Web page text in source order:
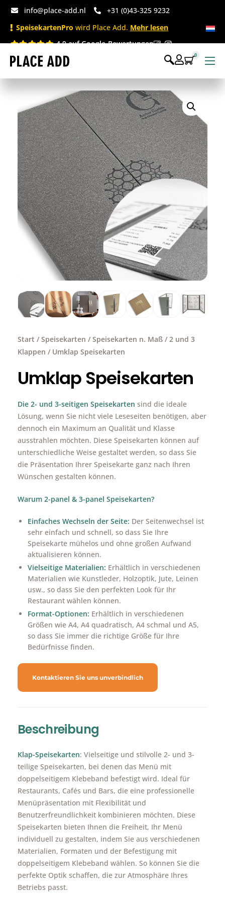
info@place-add.nl
+31 (0)43-325 9232
SpeisekartenPro wird Place Add. Mehr lesen
4.9 auf Google-Bewertungen
Speisekarten
Bedruckte Einwegartikel
Einwegartikel Shop
Tischaccessoires & Co
0
Start / Speisekarten / Speisekarten n. Maß / 2 und 3
Klappen / Umklap Speisekarten
Umklap Speisekarten
Die 2- und 3-seitigen Speisekarten sind die ideale
Lösung, wenn Sie nicht viele Leseseiten benötigen, aber
dennoch ein Maximum an Qualität und Klasse
ausstrahlen möchten. Diese Speisekarten können auf
unterschiedliche Weise gestaltet werden, so dass Sie
die Präsentation Ihrer Speisekarte ganz nach Ihren
Wünschen gestalten können.
Warum 2-panel & 3-panel Speisekarten?
Einfaches Wechseln der Seite: Der Seitenwechsel ist
sehr einfach und schnell, so dass Sie Ihre
Speisekarte mühelos und ohne großen Aufwand
aktualisieren können.
Vielseitige Materialien: Erhältlich in verschiedenen
Materialien wie Kunstleder, Holzoptik, Jute, Leinen
usw., so dass Sie den perfekten Look für Ihr
Restaurant wählen können.
Format-Optionen: Erhältlich in verschiedenen
Größen wie A4, A4 quadratisch, A4 schmal und A5,
so dass Sie immer die richtige Größe für Ihre
Bedürfnisse finden.
Kontaktieren Sie uns unverbindlich
Beschreibung
Klap-Speisekarten: Vielseitige und stilvolle 2- und 3-
teilige Speisekarten, bei denen das Menü mit
doppelseitigem Klebeband befestigt wird. Ideal für
Restaurants, Cafés und Bars, die eine professionelle
Menüpräsentation mit Flexibilität und
Benutzerfreundlichkeit kombinieren möchten. Diese
Speisekarten bieten Ihnen die Freiheit, Ihr Menü
individuell zu gestalten, indem Sie aus verschiedenen
Materialien, Formaten und der Befestigung mit
doppelseitigem Klebeband wählen. So können Sie die
perfekte Optik schaffen, die zur Atmosphäre Ihres
Betriebs passt.